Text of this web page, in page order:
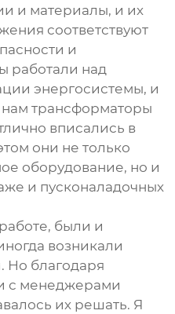
и материалы, и их
соответствуют
и
работали над
энергосистемы, и
намтрансформаторы
вписались в
они не только
оборудование, но и
и пусконаладочных
были и
возникали
Но благодаря
с менеджерами
их решать. Я